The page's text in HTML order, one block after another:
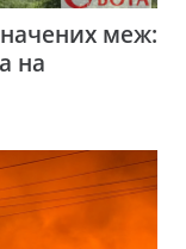
меж:
на